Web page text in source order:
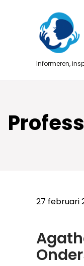
Informeren,
27 februari